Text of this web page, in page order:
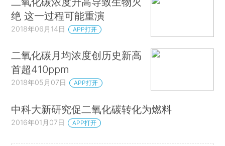
绝 这一过程可能重演
2018年06月14日 APP打开
二氧化碳月均浓度创历史新高
首超410ppm
2018年05月07日 APP打开
中科大新研究促二氧化碳转化为燃料
2016年01月07日 APP打开